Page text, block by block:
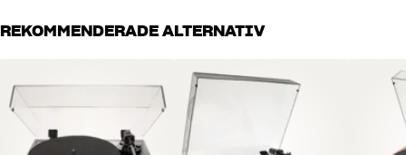
REKOMMENDERADE ALTERNATIV